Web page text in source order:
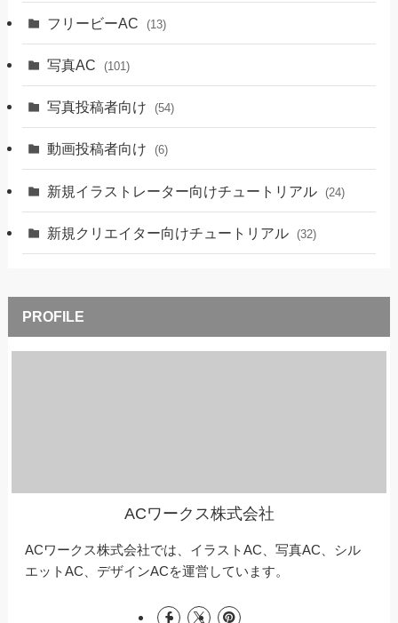
フリービーAC (13)
写真AC (101)
写真投稿者向け (54)
動画投稿者向け (6)
新規イラストレーター向けチュートリアル (24)
新規クリエイター向けチュートリアル (32)
ACワークス株式会社
ACワークス株式会社では、イラストAC、写真AC、シル
エットAC、デザインACを運営しています。